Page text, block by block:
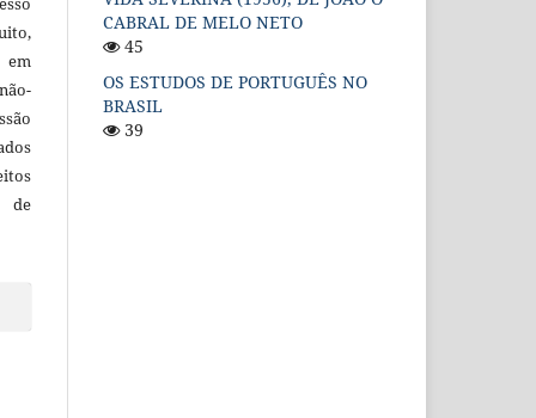
de
CABRAL DE MELO NETO
45
OS ESTUDOS DE PORTUGUÊS NO
BRASIL
39